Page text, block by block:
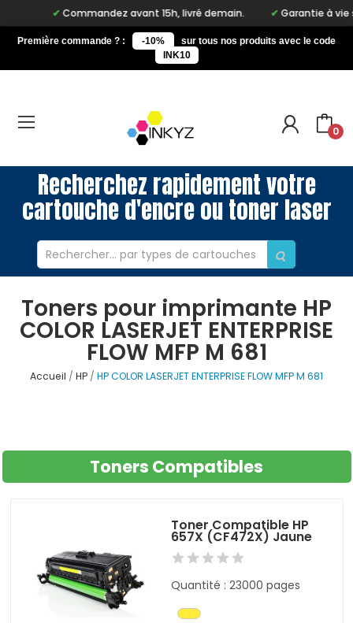
Commandez avant 15h, livré demain. Garantie à vie sur
Première commande ? : -10%
sur tous nos produits avec le code
INK10
0
Recherchez rapidement votre
cartouche d'encre ou toner laser
Toners pour imprimante HP
COLOR LASERJET ENTERPRISE
FLOW MFP M 681
Accueil HP HP COLOR LASERJET ENTERPRISE FLOW MFP M 681
Toners Compatibles
Toner Compatible HP
657X (CF472X) Jaune
Quantité : 23000 pages